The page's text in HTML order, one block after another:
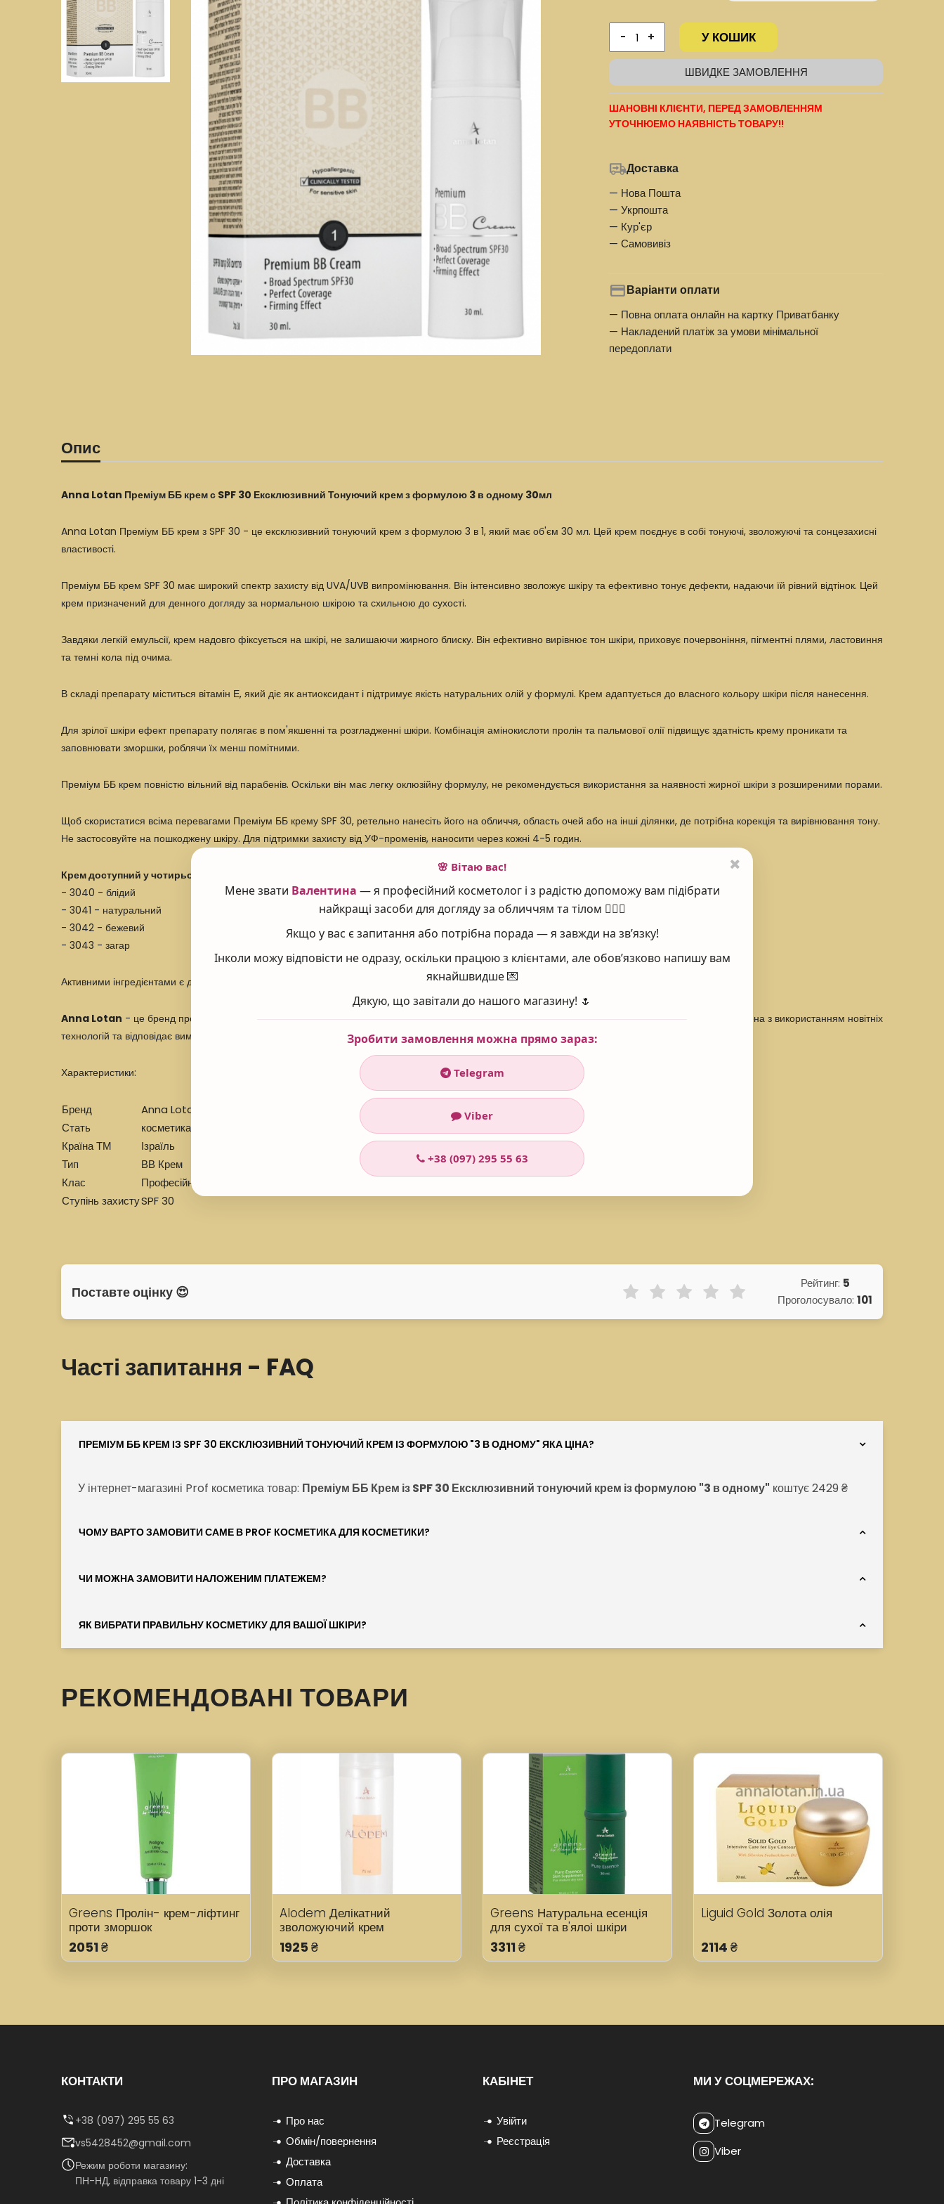
- + У КОШИК
ШВИДКЕ ЗАМОВЛЕННЯ
ШАНОВНІ КЛІЄНТИ, ПЕРЕД ЗАМОВЛЕННЯМ
УТОЧНЮЕМО НАЯВНІСТЬ ТОВАРУ!!
Доставка
— Нова Пошта
— Укрпошта
— Кур'єр
— Самовивіз
Варіанти оплати
— Повна оплата онлайн на картку Приватбанку
— Накладений платіж за умови мінімальної
передоплати
Опис
Anna Lotan Преміум ББ крем с SPF 30 Ексклюзивний Тонуючий крем з формулою 3 в одному 30мл
Anna Lotan Преміум ББ крем з SPF 30 - це ексклюзивний тонуючий крем з формулою 3 в 1, який має об'єм 30 мл. Цей крем поєднує в собі тонуючі, зволожуючі та сонцезахисні
властивості.
Преміум ББ крем SPF 30 має широкий спектр захисту від UVA/UVB випромінювання. Він інтенсивно зволожує шкіру та ефективно тонує дефекти, надаючи їй рівний відтінок. Цей
крем призначений для денного догляду за нормальною шкірою та схильною до сухості.
Завдяки легкій емульсії, крем надовго фіксується на шкірі, не залишаючи жирного блиску. Він ефективно вирівнює тон шкіри, приховує почервоніння, пігментні плями, ластовиння
та темні кола під очима.
В складі препарату міститься вітамін Е, який діє як антиоксидант і підтримує якість натуральних олій у формулі. Крем адаптується до власного кольору шкіри після нанесення.
Для зрілої шкіри ефект препарату полягає в пом'якшенні та розгладженні шкіри. Комбінація амінокислоти пролін та пальмової олії підвищує здатність крему проникати та
заповнювати зморшки, роблячи їх менш помітними.
Преміум ББ крем повністю вільний від парабенів. Оскільки він має легку оклюзійну формулу, не рекомендується використання за наявності жирної шкіри з розширеними порами.
Щоб скористатися всіма перевагами Преміум ББ крему SPF 30, ретельно нанесіть його на обличчя, область очей або на інші ділянки, де потрібна корекція та вирівнювання тону.
Не застосовуйте на пошкоджену шкіру. Для підтримки захисту від УФ-променів, наносити через кожні 4-5 годин.
Крем доступний у чотирьох тонах:
- 3040 - блідий
- 3041 - натуральний
- 3042 - бежевий
- 3043 - загар
Активними інгредієнтами є діоксид титану, пролін, вітамін Е, пальмова олія, стеаринова кислота, сквален та токоферол.
Anna Lotan - це бренд професійної доглядової косметики, яка виробляється в Ізраїлі. Бренд відомий своєю інноваційною продукцією, яка розроблена з використанням новітніх
технологій та відповідає вимогам сучасних споживачів.
Характеристики:
Бренд
Anna Lotan (Анна Лотан)
Стать
косметика для жінок
Країна ТМ
Ізраїль
Тип
ВВ Крем
Клас
Професійний
Ступінь захистуSPF 30
Поставте оцінку 😍 Рейтинг: 5
Проголосувало: 101
Часті запитання - FAQ
ПРЕМІУМ ББ КРЕМ ІЗ SPF 30 ЕКСКЛЮЗИВНИЙ ТОНУЮЧИЙ КРЕМ ІЗ ФОРМУЛОЮ "3 В ОДНОМУ" ЯКА ЦІНА?
У інтернет-магазині Prof косметика товар: Преміум ББ Крем із SPF 30 Ексклюзивний тонуючий крем із формулою "3 в одному" коштує 2429 ₴
ЧОМУ ВАРТО ЗАМОВИТИ САМЕ В PROF КОСМЕТИКА ДЛЯ КОСМЕТИКИ?
ЧИ МОЖНА ЗАМОВИТИ НАЛОЖЕНИМ ПЛАТЕЖЕМ?
ЯК ВИБРАТИ ПРАВИЛЬНУ КОСМЕТИКУ ДЛЯ ВАШОЇ ШКІРИ?
РЕКОМЕНДОВАНІ ТОВАРИ
Greens Пролін- крем-ліфтинг
проти зморшок
2051₴
Alodem Делікатний
зволожуючий крем
1925 ₴
Greens Натуральна есенція
для сухої та в'ялоі шкіри
3311₴
Liguid Gold Золота олія
2114 ₴
КОНТАКТИ
+38 (097) 295 55 63
vs5428452@gmail.com
Режим роботи магазину:
ПН-НД, відправка товару 1-3 дні
ПРО МАГАЗИН
Про нас
Обмін/повернення
Доставка
Оплата
КАБІНЕТ
Увійти
Реєстрація
МИ У СОЦМЕРЕЖАХ:
Telegram
Viber
🌸 Вітаю вас!
Мене звати Валентина — я професійний косметолог і з радістю допоможу вам підібрати
найкращі засоби для догляду за обличчям та тілом 💆‍♀️✨
Якщо у вас є запитання або потрібна порада — я завжди на зв’язку!
Інколи можу відповісти не одразу, оскільки працюю з клієнтами, але обов’язково напишу вам
якнайшвидше 💌
Дякую, що завітали до нашого магазину! 🌷
Зробити замовлення можна прямо зараз:
Telegram
Viber
+38 (097) 295 55 63